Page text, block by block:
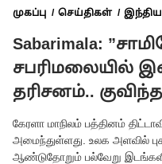
முகப்பு செய்திகள்
பக்தர்கள்..!
Sabarimala:
சபரிமலையில்
தரிசனம்..
கேரளா மாநிலம் பத்தினம்
அமைந்துள்ளது. உலக அளவில்
ஆண்டுதோறும் பல்வேறு